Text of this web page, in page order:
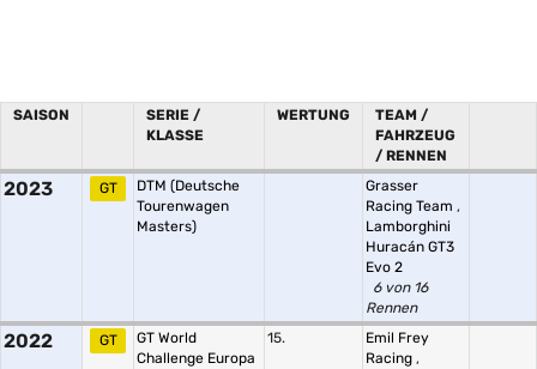
SAISON
SERIE /
KLASSE
WERTUNG
TEAM /
FAHRZEUG
/ RENNEN
2023 GT
DTM (Deutsche
Tourenwagen
Masters)
Grasser
Racing Team ,
Lamborghini
Huracán GT3
Evo 2
6 von 16
Rennen
2022 GT
GT World
Challenge Europa
15.
Emil Frey
Racing ,